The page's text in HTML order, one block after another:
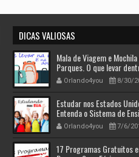
DICAS VALIOSAS
Mala de Viagem e
Parques. O que levar
Orlando4you 8/30/
Estudar nos Estados
Entenda o Sistema de
Americano - Descobrindo
Orlando4you 7/6/
17 Programas Gratuitos